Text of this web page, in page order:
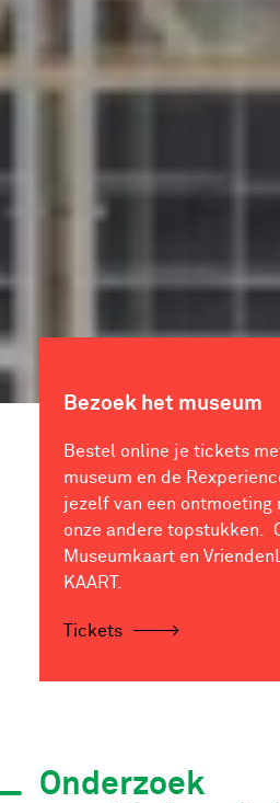
Onderzoek
Bezoek het museum
Bestel online je tickets
museum en de
jezelf van een ontmoeting
onze andere topstukken.
Museumkaart en
KAART.
Tickets